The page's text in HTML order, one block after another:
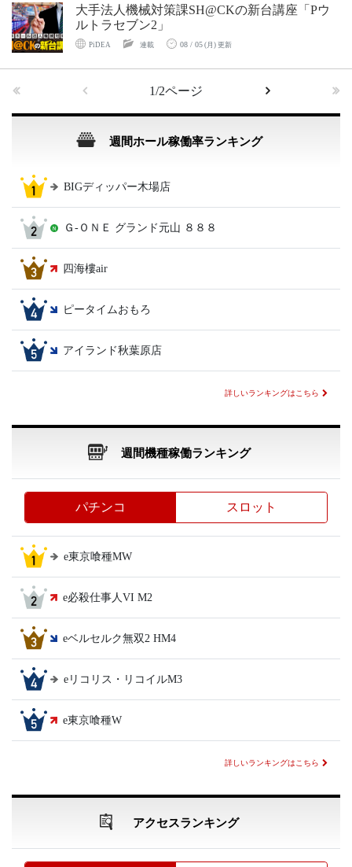
大手法人機械対策課SH@CKの新台講座「Pウ
ルトラセブン2」
PiDEA 連載 08 / 05(月) 更新
1/2ページ
週間ホール稼働率ランキング
BIGディッパー木場店
Ｇ‐ＯＮＥ グランド元山 ８８８
四海樓air
ピータイムおもろ
アイランド秋葉原店
詳しいランキングはこちら
週間機種稼働ランキング
パチンコ スロット
e東京喰種MW
e必殺仕事人VI M2
eベルセルク無双2 HM4
eリコリス・リコイルM3
e東京喰種W
詳しいランキングはこちら
アクセスランキング